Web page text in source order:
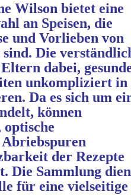
Wilson bietet eine
an Speisen, die
und Vorlieben von
Die
dabei,
unkompliziert in
Da es sich um
können
optische
der Rezepte
Die Sammlung
für eine vielseitige